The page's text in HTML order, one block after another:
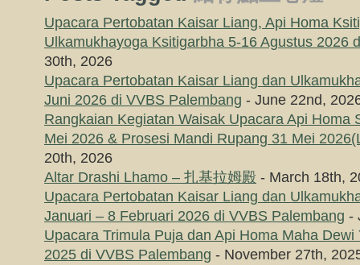
Upacara Pertobatan Kaisar Liang, Api Homa
Ulkamukhayoga Ksitigarbha 5-16 Agustus 2026
30th, 2026
Upacara Pertobatan Kaisar Liang dan
Juni 2026 di VVBS Palembang - June 22nd,
Rangkaian Kegiatan Waisak Upacara Api Homa
Mei 2026 & Prosesi Mandi Rupang 31 Mei
20th, 2026
Altar Drashi Lhamo – 扎基拉姆殿 - March 18th,
Upacara Pertobatan Kaisar Liang dan
Januari – 8 Februari 2026 di VVBS Palembang -
Upacara Trimula Puja dan Api Homa Maha
2025 di VVBS Palembang - November 27th,